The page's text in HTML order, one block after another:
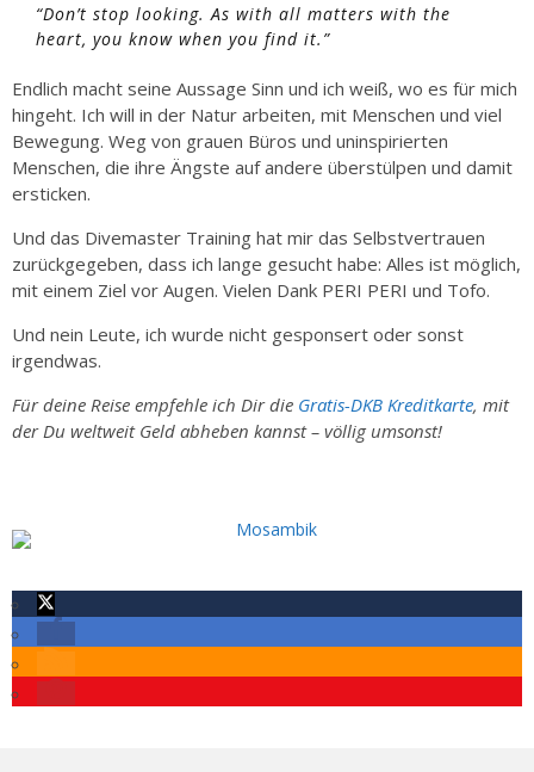
“Don’t stop looking. As with all matters with the
heart, you know when you find it.”
Endlich macht seine Aussage Sinn und ich weiß, wo es für mich
hingeht. Ich will in der Natur arbeiten, mit Menschen und viel
Bewegung. Weg von grauen Büros und uninspirierten
Menschen, die ihre Ängste auf andere überstülpen und damit
ersticken.
Und das Divemaster Training hat mir das Selbstvertrauen
zurückgegeben, dass ich lange gesucht habe: Alles ist möglich,
mit einem Ziel vor Augen. Vielen Dank PERI PERI und Tofo.
Und nein Leute, ich wurde nicht gesponsert oder sonst
irgendwas.
Für deine Reise empfehle ich Dir die Gratis-DKB Kreditkarte, mit
der Du weltweit Geld abheben kannst – völlig umsonst!